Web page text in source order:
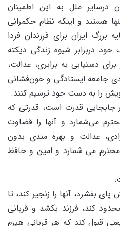
درسایر ملل به این اطمینان
هستند و اینکه نظام حکمرانی
بزرگ ایران برای فرزندان فردا
دربرابر شیوه زندگی دیکته
دستیابی به برابری، عدالت،
جامعه ایستادگی و خون‌فشانی
را به دست خود ترسیم کنند.
جابجایی قدرت است، قدرتی که
می‌شمارد و آنها را قضاوت
عدالت و بهره مندی بدون
می شمارد و امین و حافظ
بفشرد، آنها را زنجیر کند، تا
کند، فرزند بکشد و قربانی
قبول کند که هر قربانی هیزم